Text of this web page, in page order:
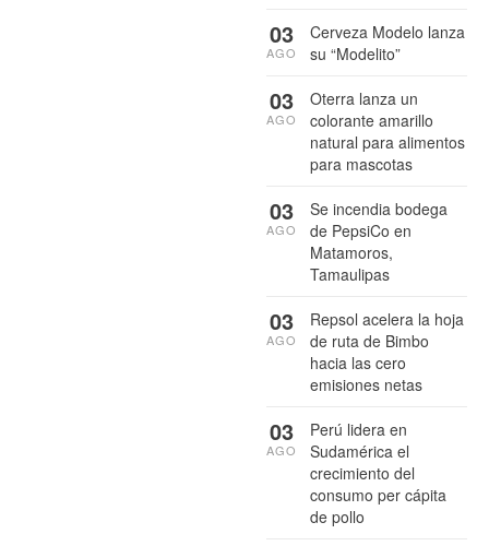
Cerveza Modelo lanza
su “Modelito”
03
AGO
Oterra lanza un
colorante amarillo
natural para alimentos
para mascotas
03
AGO
Se incendia bodega
de PepsiCo en
Matamoros,
Tamaulipas
03
AGO
Repsol acelera la hoja
de ruta de Bimbo
hacia las cero
emisiones netas
03
AGO
Perú lidera en
Sudamérica el
crecimiento del
consumo per cápita
de pollo
03
AGO